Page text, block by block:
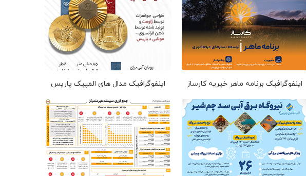
اینفوگرافیک مدال های المپیک پاریس اینفوگرافیک برنامه ماهر خیریه کارساز